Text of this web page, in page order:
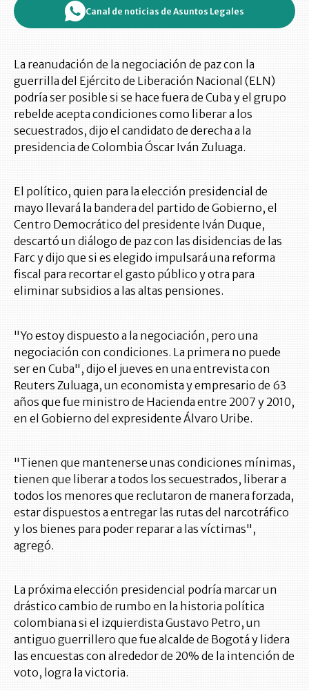
Canal de noticias de Asuntos Legales
La reanudación de la negociación de paz con la
guerrilla del Ejército de Liberación Nacional (ELN)
podría ser posible si se hace fuera de Cuba y el grupo
rebelde acepta condiciones como liberar a los
secuestrados, dijo el candidato de derecha a la
presidencia de Colombia Óscar Iván Zuluaga.
El político, quien para la elección presidencial de
mayo llevará la bandera del partido de Gobierno, el
Centro Democrático del presidente Iván Duque,
descartó un diálogo de paz con las disidencias de las
Farc y dijo que si es elegido impulsará una reforma
fiscal para recortar el gasto público y otra para
eliminar subsidios a las altas pensiones.
"Yo estoy dispuesto a la negociación, pero una
negociación con condiciones. La primera no puede
ser en Cuba", dijo el jueves en una entrevista con
Reuters Zuluaga, un economista y empresario de 63
años que fue ministro de Hacienda entre 2007 y 2010,
en el Gobierno del expresidente Álvaro Uribe.
"Tienen que mantenerse unas condiciones mínimas,
tienen que liberar a todos los secuestrados, liberar a
todos los menores que reclutaron de manera forzada,
estar dispuestos a entregar las rutas del narcotráfico
y los bienes para poder reparar a las víctimas",
agregó.
La próxima elección presidencial podría marcar un
drástico cambio de rumbo en la historia política
colombiana si el izquierdista Gustavo Petro, un
antiguo guerrillero que fue alcalde de Bogotá y lidera
las encuestas con alrededor de 20% de la intención de
voto, logra la victoria.